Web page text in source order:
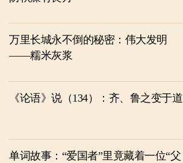
万里长城永不倒的秘密：伟大发明
——糯米灰浆
《论语》说（134）：齐、鲁之变于道
单词故事：“爱国者”里竟藏着一位“父